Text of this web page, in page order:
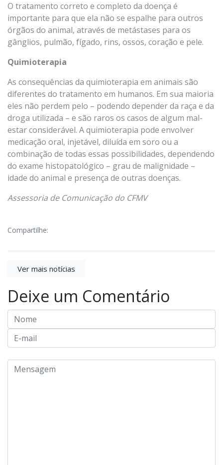
O tratamento correto e completo da doença é
importante para que ela não se espalhe para outros
órgãos do animal, através de metástases para os
gânglios, pulmão, fígado, rins, ossos, coração e pele.
Quimioterapia
As consequências da quimioterapia em animais são
diferentes do tratamento em humanos. Em sua maioria
eles não perdem pelo – podendo depender da raça e da
droga utilizada – e são raros os casos de algum mal-
estar considerável. A quimioterapia pode envolver
medicação oral, injetável, diluída em soro ou a
combinação de todas essas possibilidades, dependendo
do exame histopatológico – grau de malignidade –
idade do animal e presença de outras doenças.
Assessoria de Comunicação do CFMV
Compartilhe:
Ver mais notícias
Deixe um Comentário